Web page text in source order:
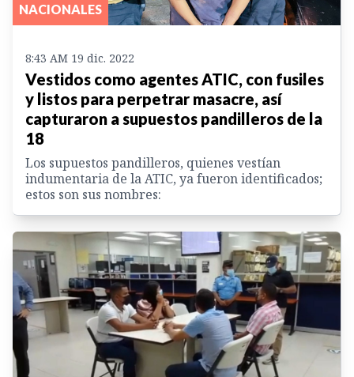
NACIONALES
8:43 AM 19 dic. 2022
Vestidos como agentes ATIC, con fusiles
y listos para perpetrar masacre, así
capturaron a supuestos pandilleros de la
18
Los supuestos pandilleros, quienes vestían
indumentaria de la ATIC, ya fueron identificados;
estos son sus nombres: